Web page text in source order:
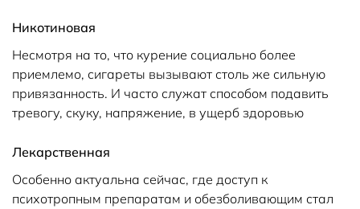
Никотиновая
Несмотря на то, что курение социально более
приемлемо, сигареты вызывают столь же сильную
привязанность. И часто служат способом подавить
тревогу, скуку, напряжение, в ущерб здоровью
Лекарственная
Особенно актуальна сейчас, где доступ к
психотропным препаратам и обезболивающим стал